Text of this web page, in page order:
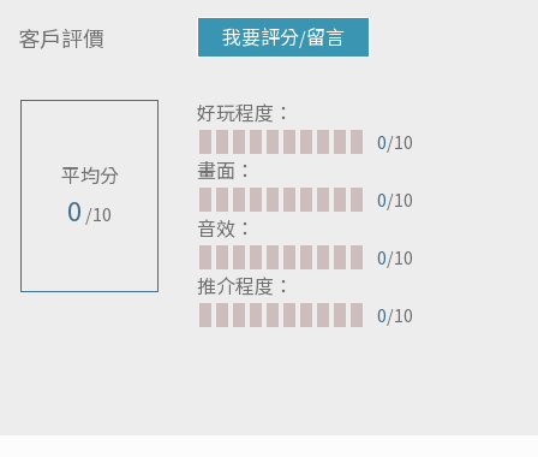
客戶評價
平均分
0 /10
我要評分/留言
好玩程度：
0/10
畫面：
0/10
音效：
0/10
推介程度：
0/10